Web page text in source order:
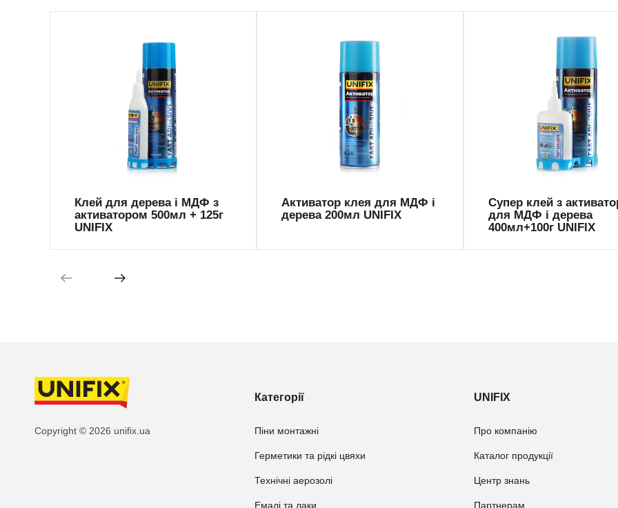
Клей для дерева і МДФ з
активатором 500мл + 125г
UNIFIX
Активатор клея для МДФ і
дерева 200мл UNIFIX
Супер клей з
для МДФ і дерева
400мл+100г UNIFIX
Copyright © 2026 unifix.ua
Категорії
Піни монтажні
Герметики та рідкі цвяхи
Технічні аерозолі
Емалі та лаки
UNIFIX
Про компанію
Каталог продукції
Центр знань
Партнерам